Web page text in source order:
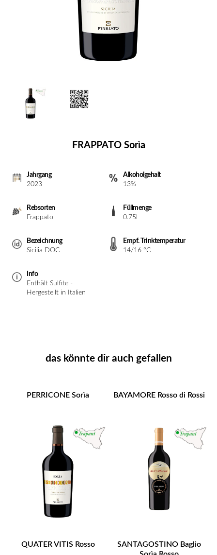
FRAPPATO Sorìa
Jahrgang
2023
Alkoholgehalt
13%
Rebsorten
Frappato
Füllmenge
0.75l
Bezeichnung
Sicilia DOC
Empf. Trinktemperatur
14/16 °C
Info
Enthält Sulfite -
Hergestellt in Italien
das könnte dir auch gefallen
PERRICONE Sorìa BAYAMORE Rosso di Rossi
QUATER VITIS Rosso
SANTAGOSTINO Baglio